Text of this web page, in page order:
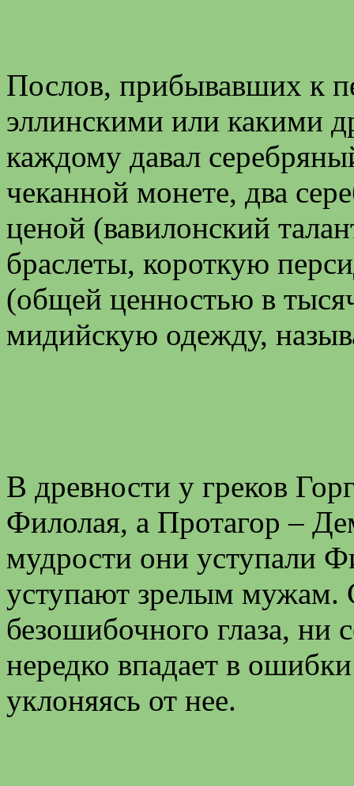
Послов, прибывавших к
эллинскими или какими
каждому давал
чеканной монете, два
ценой (вавилонский
браслеты, короткую
(общей ценностью в
мидийскую одежду,
В древности у греков
Филолая, а Протагор –
мудрости они уступали
уступают зрелым мужам.
безошибочного глаза, ни
нередко впадает в
уклоняясь от нее.